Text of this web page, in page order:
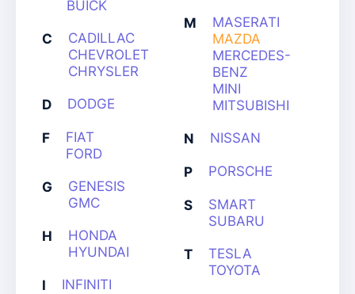
BUICK
C
CADILLAC
CHEVROLET
CHRYSLER
D DODGE
F
FIAT
FORD
G
GENESIS
GMC
H
HONDA
HYUNDAI
I INFINITI
M
MASERATI
MAZDA
MERCEDES-
BENZ
MINI
MITSUBISHI
N NISSAN
P PORSCHE
S
SMART
SUBARU
T
TESLA
TOYOTA